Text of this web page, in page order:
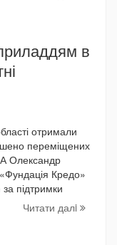
в
отримали
переміщених
Олександр
Кредо»
підтримки
Читати далi